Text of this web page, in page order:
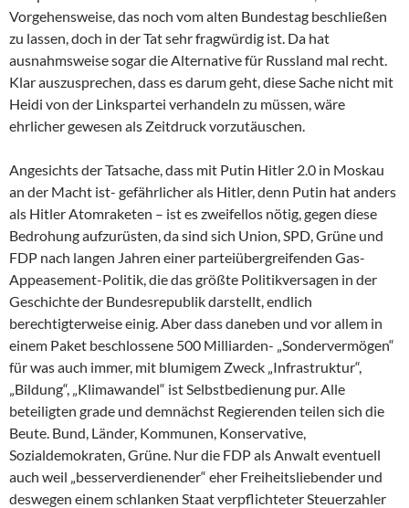
Vorgehensweise, das noch vom alten Bundestag beschließen
zu lassen, doch in der Tat sehr fragwürdig ist. Da hat
ausnahmsweise sogar die Alternative für Russland mal recht.
Klar auszusprechen, dass es darum geht, diese Sache nicht mit
Heidi von der Linkspartei verhandeln zu müssen, wäre
ehrlicher gewesen als Zeitdruck vorzutäuschen.
Angesichts der Tatsache, dass mit Putin Hitler 2.0 in Moskau
an der Macht ist- gefährlicher als Hitler, denn Putin hat anders
als Hitler Atomraketen – ist es zweifellos nötig, gegen diese
Bedrohung aufzurüsten, da sind sich Union, SPD, Grüne und
FDP nach langen Jahren einer parteiübergreifenden Gas-
Appeasement-Politik, die das größte Politikversagen in der
Geschichte der Bundesrepublik darstellt, endlich
berechtigterweise einig. Aber dass daneben und vor allem in
einem Paket beschlossene 500 Milliarden- „Sondervermögen“
für was auch immer, mit blumigem Zweck „Infrastruktur“,
„Bildung“, „Klimawandel“ ist Selbstbedienung pur. Alle
beteiligten grade und demnächst Regierenden teilen sich die
Beute. Bund, Länder, Kommunen, Konservative,
Sozialdemokraten, Grüne. Nur die FDP als Anwalt eventuell
auch weil „besserverdienender“ eher Freiheitsliebender und
deswegen einem schlanken Staat verpflichteter Steuerzahler